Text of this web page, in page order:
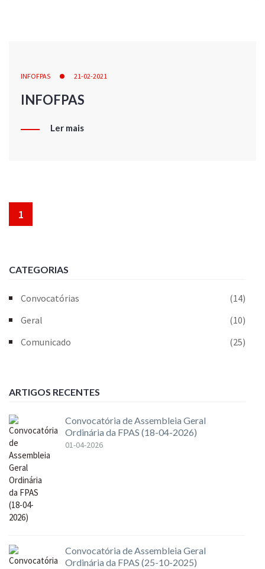
INFOFPAS 21-02-2021
INFOFPAS
Ler mais
1
CATEGORIAS
Convocatórias
(14)
Geral
(10)
Comunicado
(25)
ARTIGOS RECENTES
Convocatória de Assembleia Geral
Ordinária da FPAS (18-04-2026)
01-04-2026
Convocatória de Assembleia Geral
Ordinária da FPAS (25-10-2025)